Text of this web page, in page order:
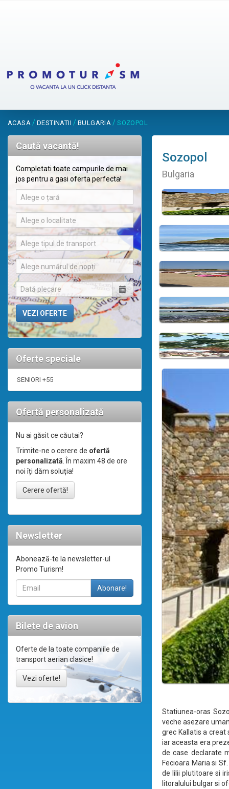
ACASA / DESTINATII / BULGARIA /SOZOPOL
Caută vacantă!
Completati toate campurile de mai
jos pentru a gasi oferta perfecta!
Alege o țară
Alege o localitate
Alege tipul de transport
Alege numărul de nopți
Oferte speciale
SENIORI +55
Ofertă personalizată
Nu ai găsit ce căutai?
Trimite-ne o cerere de ofertă
personalizată. În maxim 48 de ore
noi îți dăm soluția!
Cerere ofertă!
Newsletter
Abonează-te la newsletter-ul
Promo Turism!
Bilete de avion
Oferte de la toate companiile de
transport aerian clasice!
Vezi oferte!
Sozopol
Bulgaria
Statiunea-oras
veche asezare
grec Kallatis a
iar aceasta era
de case declarate
Fecioara Maria si
de lilii plutitoare si
litoralului bulgar si